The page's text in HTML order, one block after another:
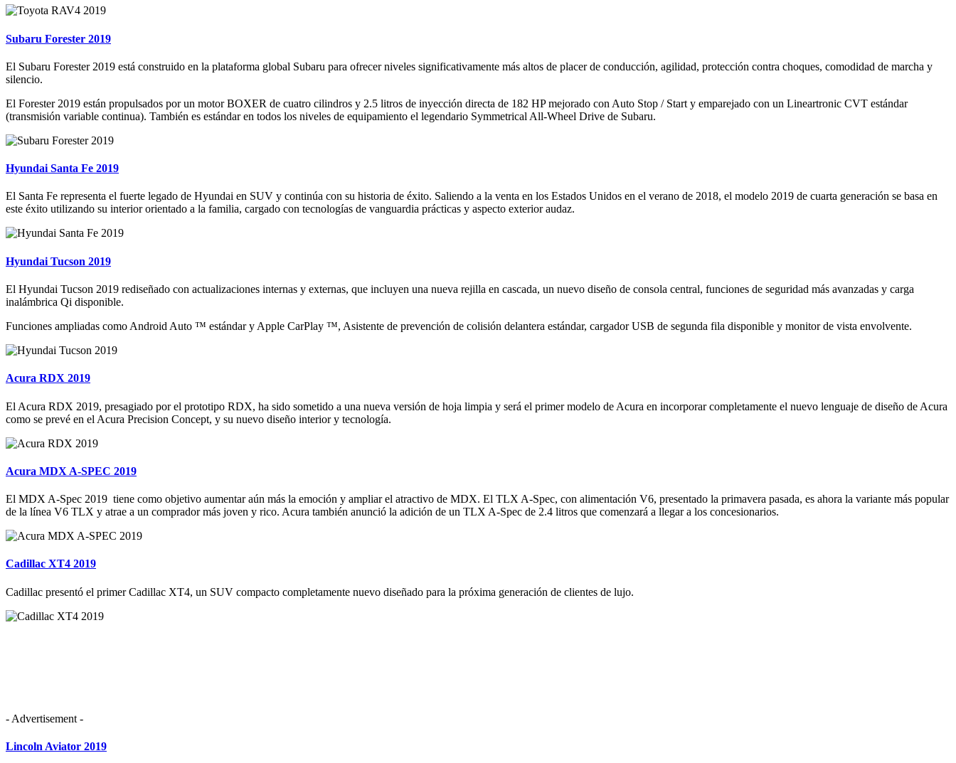
Subaru Forester 2019
El Subaru Forester 2019 está construido en la plataforma global Subaru para ofrecer niveles significativamente más altos de placer de conducción, agilidad, protección contra choques, comodidad de marcha y
silencio.
El Forester 2019 están propulsados por un motor BOXER de cuatro cilindros y 2.5 litros de inyección directa de 182 HP mejorado con Auto Stop / Start y emparejado con un Lineartronic CVT estándar
(transmisión variable continua). También es estándar en todos los niveles de equipamiento el legendario Symmetrical All-Wheel Drive de Subaru.
Hyundai Santa Fe 2019
El Santa Fe representa el fuerte legado de Hyundai en SUV y continúa con su historia de éxito. Saliendo a la venta en los Estados Unidos en el verano de 2018, el modelo 2019 de cuarta generación se basa en
este éxito utilizando su interior orientado a la familia, cargado con tecnologías de vanguardia prácticas y aspecto exterior audaz.
Hyundai Tucson 2019
El Hyundai Tucson 2019 rediseñado con actualizaciones internas y externas, que incluyen una nueva rejilla en cascada, un nuevo diseño de consola central, funciones de seguridad más avanzadas y carga
inalámbrica Qi disponible.
Funciones ampliadas como Android Auto ™ estándar y Apple CarPlay ™, Asistente de prevención de colisión delantera estándar, cargador USB de segunda fila disponible y monitor de vista envolvente.
Acura RDX 2019
El Acura RDX 2019, presagiado por el prototipo RDX, ha sido sometido a una nueva versión de hoja limpia y será el primer modelo de Acura en incorporar completamente el nuevo lenguaje de diseño de Acura
como se prevé en el Acura Precision Concept, y su nuevo diseño interior y tecnología.
Acura MDX A-SPEC 2019
El MDX A-Spec 2019 tiene como objetivo aumentar aún más la emoción y ampliar el atractivo de MDX. El TLX A-Spec, con alimentación V6, presentado la primavera pasada, es ahora la variante más popular
de la línea V6 TLX y atrae a un comprador más joven y rico. Acura también anunció la adición de un TLX A-Spec de 2.4 litros que comenzará a llegar a los concesionarios.
Cadillac XT4 2019
Cadillac presentó el primer Cadillac XT4, un SUV compacto completamente nuevo diseñado para la próxima generación de clientes de lujo.
- Advertisement -
Lincoln Aviator 2019